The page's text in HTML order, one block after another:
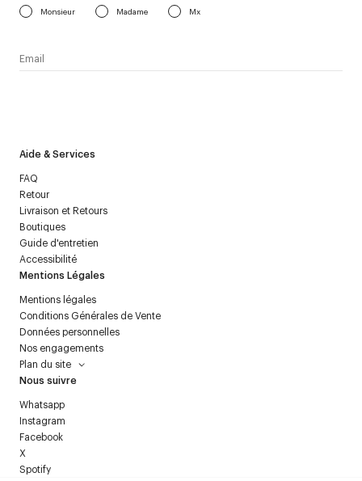
Aide & Services
FAQ
Retour
Livraison et Retours
Boutiques
Guide d'entretien
Accessibilité
Mentions Légales
Mentions légales
Conditions Générales de Vente
Données personnelles
Nos engagements
Plan du site
Nous suivre
Whatsapp
Instagram
Facebook
X
Spotify
Monsieur Madame Mx